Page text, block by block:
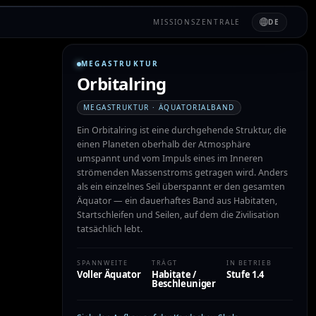
MISSIONSZENTRALE DE
MEGASTRUKTUR
Orbitalring
MEGASTRUKTUR · ÄQUATORIALBAND
Ein Orbitalring ist eine durchgehende Struktur, die
einen Planeten oberhalb der Atmosphäre
umspannt und vom Impuls eines im Inneren
strömenden Massenstroms getragen wird. Anders
als ein einzelnes Seil überspannt er den gesamten
Äquator — ein dauerhaftes Band aus Habitaten,
Startschleifen und Seilen, auf dem die Zivilisation
tatsächlich lebt.
SPANNWEITE
Voller Äquator
TRÄGT
Habitate /
Beschleuniger
IN BETRIEB
Stufe 1.4